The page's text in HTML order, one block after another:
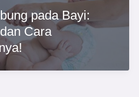
pada Bayi:
Cara